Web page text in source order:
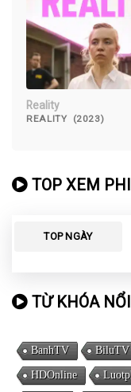
Reality
REALITY (2023)
TOP XEM
TOP NGÀY
TỪ KHÓA
BanhTV BiluTV
HDOnline